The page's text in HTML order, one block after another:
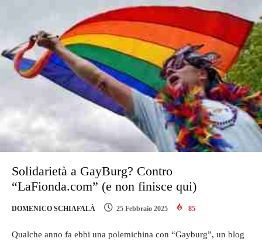
Solidarietà a GayBurg? Contro
“LaFionda.com” (e non finisce qui)
DOMENICO SCHIAFALÀ 25 Febbraio 2025 85
Qualche anno fa ebbi una polemichina con “Gayburg”, un blog